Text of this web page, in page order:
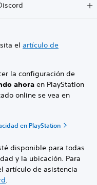
el artículo de
la configuración de
ahora en PlayStation
online se vea en
en PlayStation
disponible para todas
y la ubicación. Para
artículo de asistencia
.